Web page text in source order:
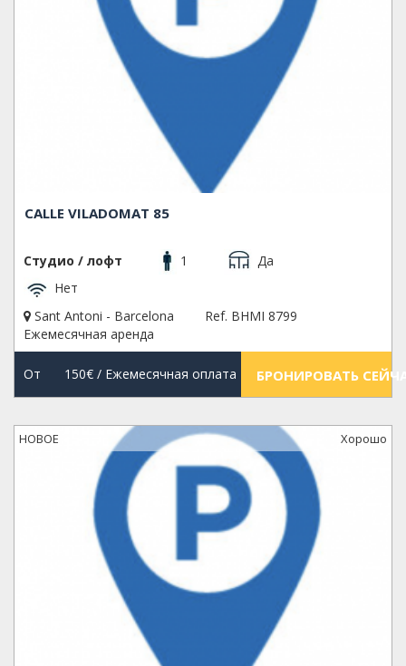
CALLE VILADOMAT 85
Студио / лофт 1
Да
Нет
Sant Antoni - Barcelona
Ref. BHMI 8799
Ежемесячная аренда
От 150€/ Ежемесячная оплата БРОНИРОВАТЬ
НОВОЕ Xорошо